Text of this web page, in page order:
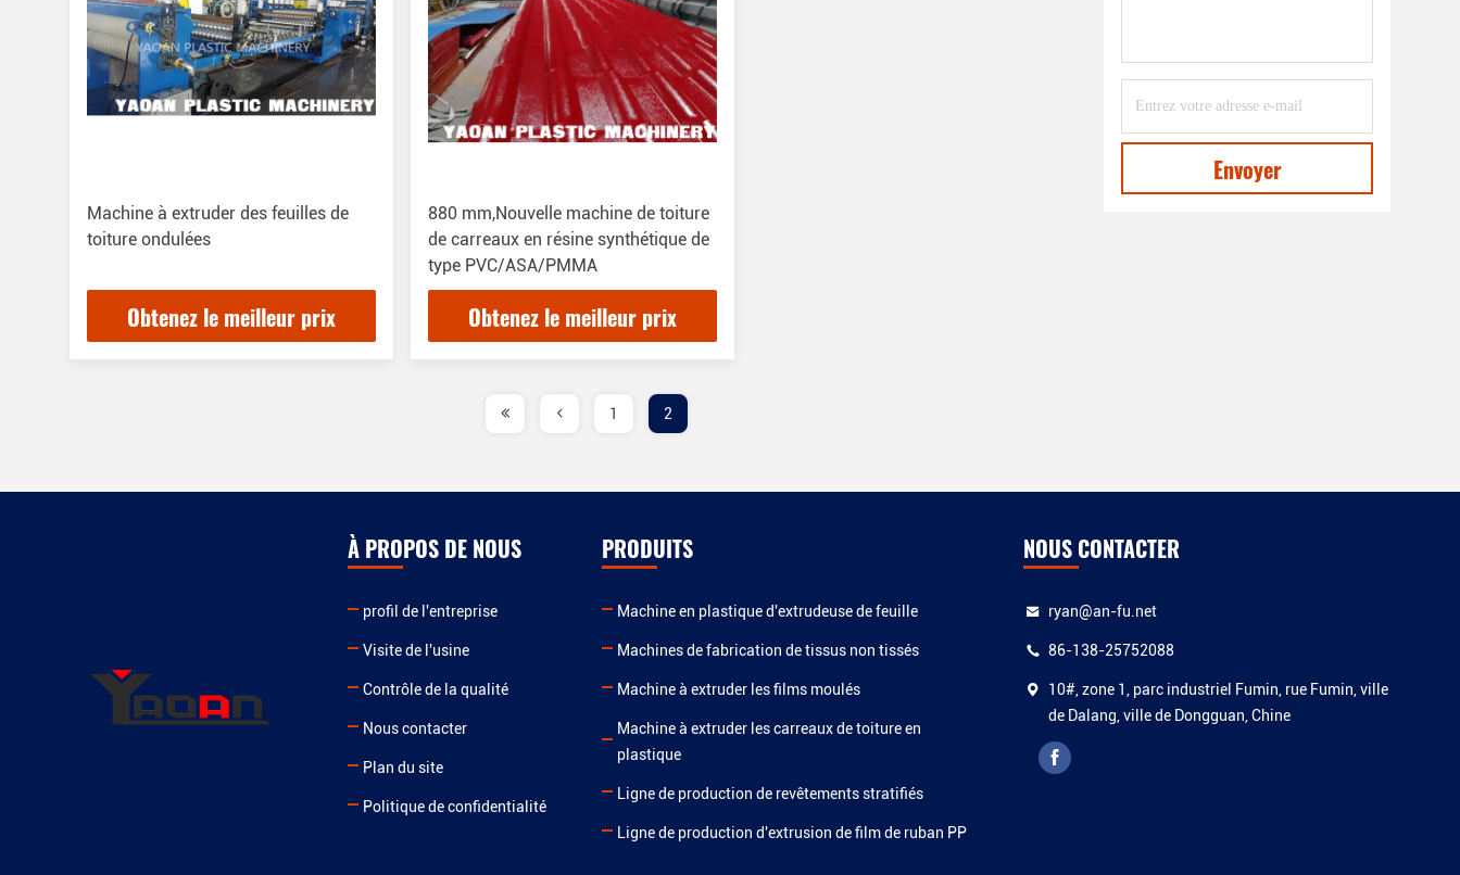
Machine à extruder des feuilles de
toiture ondulées
Obtenez le meilleur prix
880 mm,Nouvelle machine de toiture
de carreaux en résine synthétique de
type PVC/ASA/PMMA
Obtenez le meilleur prix
Machine En Plastique De
Fabrication Nette(8)
Machine De Fabrication De
Paille À Boire En Rotin En
(27)Envoyer
1 2
À PROPOS DE NOUS
profil de l'entreprise
Visite de l'usine
Contrôle de la qualité
Nous contacter
Plan du site
Politique de confidentialité
PRODUITS
Machine en plastique d'extrudeuse de feuille
Machines de fabrication de tissus non tissés
Machine à extruder les films moulés
Machine à extruder les carreaux de toiture en
plastique
Ligne de production de revêtements stratifiés
Ligne de production d'extrusion de film de ruban PP
NOUS CONTACTER
ryan@an-fu.net
86-138-25752088
10#, zone 1, parc industriel Fumin, rue Fumin, ville
de Dalang, ville de Dongguan, Chine